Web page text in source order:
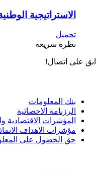
الاستراتيجية الوطنية
تحميل
نظرة سريعة
ابق على اتصال!
بنك المعلومات
الرزنامة الاحصائية
المؤشرات الاقتصادية
مؤشرات الاهداف
حق الحصول على